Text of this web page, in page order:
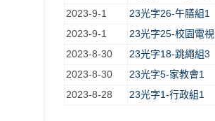
2023-9-1
23光字26-午膳組1
2023-9-1
23光字25-校園電
2023-8-30
23光字18-跳繩組3
2023-8-30
23光字5-家教會1
2023-8-28
23光字1-行政組1